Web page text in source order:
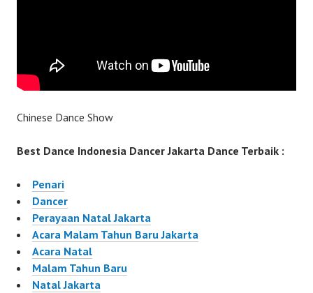
Chinese Dance Show
Best Dance Indonesia Dancer Jakarta Dance Terbaik :
Penari
Dancer
Perayaan Natal Jakarta
Acara Malam Tahun Baru Jakarta
Acara Natal
Malam Tahun Baru
Natal Jakarta